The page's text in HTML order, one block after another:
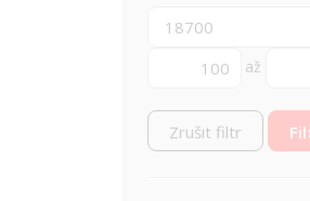
až
Zrušit filtr